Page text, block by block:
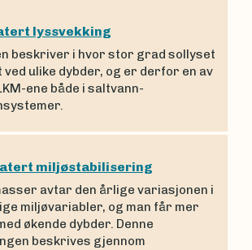
lyssvekking
beskriver i hvor stor grad sollyset
ulike dybder, og er derfor en av
ene både i saltvann-
miljøstabilisering
avtar den årlige variasjonen i
miljøvariabler, og man får mer
økende dybder. Denne
beskrives gjennom